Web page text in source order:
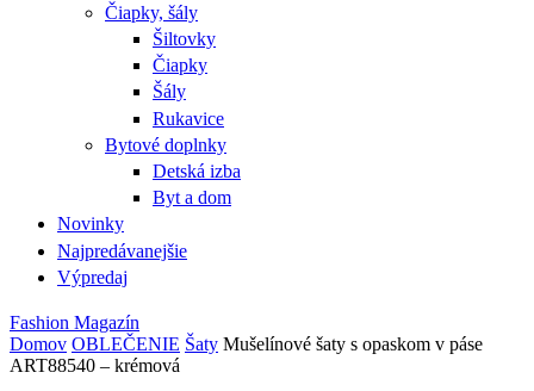
Čiapky, šály
Šiltovky
Čiapky
Šály
Rukavice
Bytové doplnky
Detská izba
Byt a dom
Novinky
Najpredávanejšie
Výpredaj
Fashion Magazín
Domov OBLEČENIE Šaty Mušelínové šaty s opaskom v páse
ART88540 – krémová